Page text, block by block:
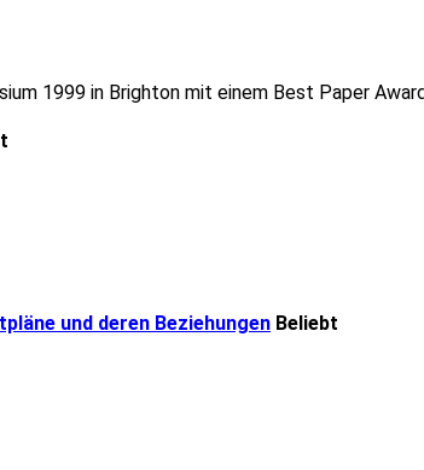
1999 in Brighton mit einem Best Paper
und deren Beziehungen Beliebt